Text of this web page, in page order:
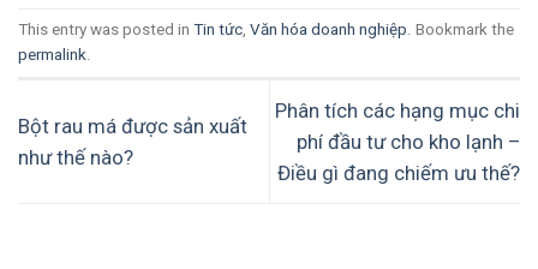
This entry was posted in Tin tức, Văn hóa doanh nghiệp. Bookmark the
permalink.
Bột rau má được sản xuất
như thế nào?
Phân tích các hạng mục chi
phí đầu tư cho kho lạnh –
Điều gì đang chiếm ưu thế?